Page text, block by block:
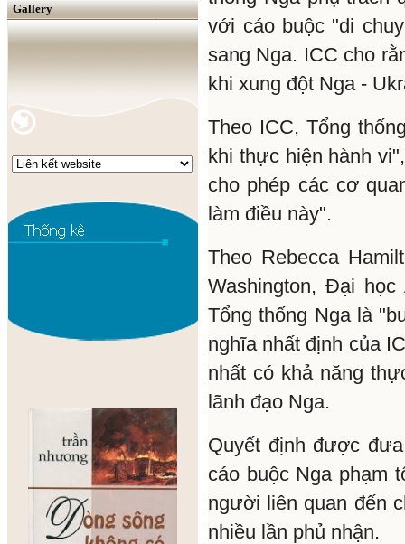
Gallery
với cáo buộc "di
sang Nga. ICC cho
khi xung đột Nga -
Theo ICC, Tổng
khi thực hiện hành
cho phép các cơ
làm điều này".
Theo Rebecca
Washington, Đại
Tổng thống Nga là
nghĩa nhất định của
nhất có khả năng
lãnh đạo Nga.
Quyết định được
cáo buộc Nga phạm
người liên quan đến
nhiều lần phủ nhận.